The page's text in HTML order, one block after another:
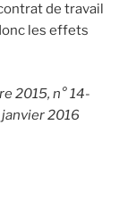
de travail
les effets
2015, n° 14-
2016